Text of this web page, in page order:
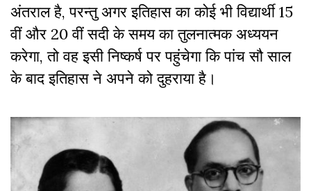
अंतराल है, परन्तु अगर इतिहास का कोई भी विद्यार्थी 15
वीं और 20 वीं सदी के समय का तुलनात्मक अध्ययन
करेगा, तो वह इसी निष्कर्ष पर पहुंचेगा कि पांच सौ साल
के बाद इतिहास ने अपने को दुहराया है।